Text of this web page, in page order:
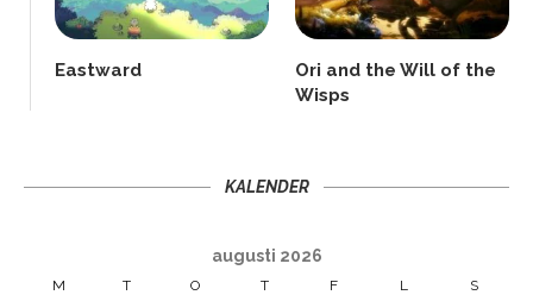
Eastward
Ori and the Will of the
Wisps
KALENDER
augusti 2026
M T O T F L S